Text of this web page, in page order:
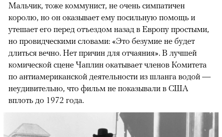
Мальчик, тоже коммунист, не очень симпатичен
королю, но он оказывает ему посильную помощь и
утешает его перед отъездом назад в Европу простыми,
но провидческими словами: «Это безумие не будет
длиться вечно. Нет причин для отчаяния». В лучшей
комической сцене Чаплин окатывает членов Комитета
по антиамериканской деятельности из шланга водой —
неудивительно, что фильм не показывали в США
вплоть до 1972 года.